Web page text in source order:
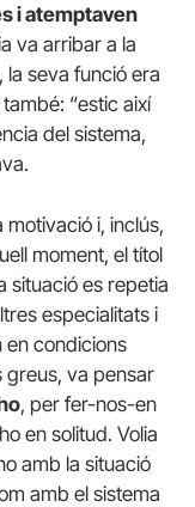
i atemptaven
va arribar a la
seva funció era
“estic així
del sistema,
motivació i, inclús,
moment, el títol
situació es repetia
especialitats i
en condicions
greus, va pensar
, per fer-nos-en
en solitud. Volia
amb la situació
amb el sistema